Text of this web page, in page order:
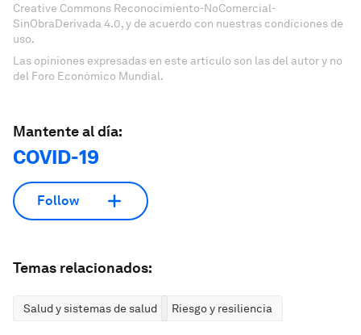
Creative Commons Reconocimiento-NoComercial-
SinObraDerivada 4.0, y de acuerdo con nuestras condiciones de
uso.
Las opiniones expresadas en este artículo son las del autor y no
del Foro Económico Mundial.
Mantente al día:
COVID-19
Follow
Temas relacionados:
Salud y sistemas de salud Riesgo y resiliencia